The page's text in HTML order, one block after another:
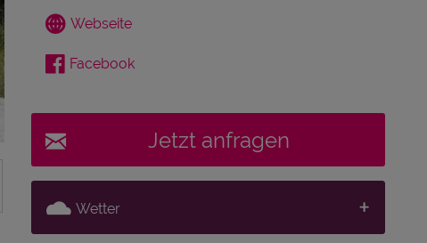
Webseite
Facebook
Jetzt anfragen
Wetter